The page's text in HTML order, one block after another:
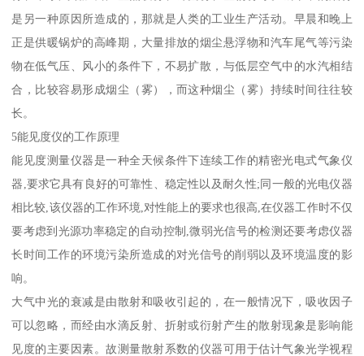
是另一种原因所造成的，那就是人类的工业生产活动。早晨和晚上
正是供暖锅炉的高峰期，大量排放的烟尘悬浮物和汽车尾气等污染
物在低气压、风小的条件下，不易扩散，与低层空气中的水汽相结
合，比较容易形成烟尘（雾），而这种烟尘（雾）持续时间往往较
长。
5能见度仪的工作原理
能见度测量仪器是一种全天候条件下连续工作的精密光电式气象仪
器,要求它具有良好的可靠性、稳定性以及耐久性;同一般的光电仪器
相比较,该仪器的工作环境,对性能上的要求也很高,在仪器工作时不仅
要考虑到光源功率稳定的自动控制,微弱光信号的检测还要考虑仪器
长时间工作的环境污染所造成的对光信号的削弱以及环境温度的影
响。
大气中光的衰减是由散射和吸收引起的，在一般情况下，吸收因子
可以忽略，而经由水滴反射、折射或衍射产生的散射现象是影响能
见度的主要因素。故测量散射系数的仪器可用于估计气象光学视程